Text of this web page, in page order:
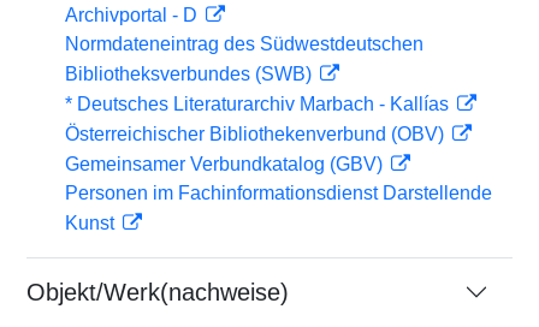
Archivportal - D
Normdateneintrag des Südwestdeutschen
Bibliotheksverbundes (SWB)
* Deutsches Literaturarchiv Marbach - Kallías
Österreichischer Bibliothekenverbund (OBV)
Gemeinsamer Verbundkatalog (GBV)
Personen im Fachinformationsdienst Darstellende
Kunst
Objekt/Werk(nachweise)